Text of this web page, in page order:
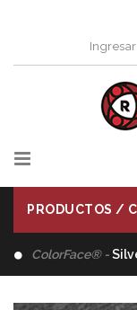
PRODUCTOS /